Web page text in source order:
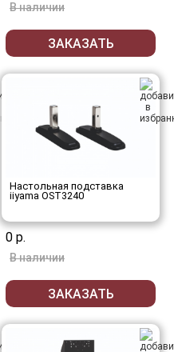
В наличии
ЗАКАЗАТЬ
Настольная подставка
iiyama OST3240
0 р.
В наличии
ЗАКАЗАТЬ